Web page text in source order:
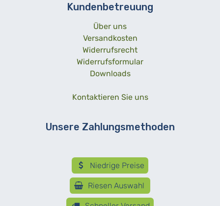
Kundenbetreuung
Über uns
Versandkosten
Widerrufsrecht
Widerrufsformular
Downloads
Kontaktieren Sie uns
Unsere Zahlungsmethoden
Niedrige Preise
Riesen Auswahl